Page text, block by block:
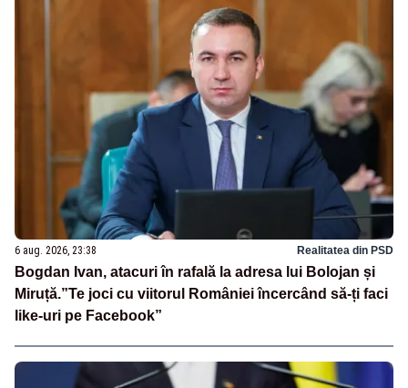
6 aug. 2026, 23:38 Realitatea din PSD
Bogdan Ivan, atacuri în rafală la adresa lui Bolojan și
Miruță.”Te joci cu viitorul României încercând să-ți faci
like-uri pe Facebook”